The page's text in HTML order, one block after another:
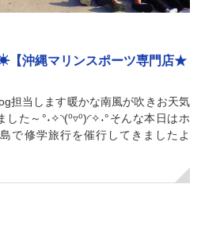
【沖縄マリンスポーツ専門店★
担当します暖かな南風が吹きお天気
た～°˖✧◝(⁰▿⁰)◜✧˖°そんな本日はホ
で修学旅行を催行してきましたよ